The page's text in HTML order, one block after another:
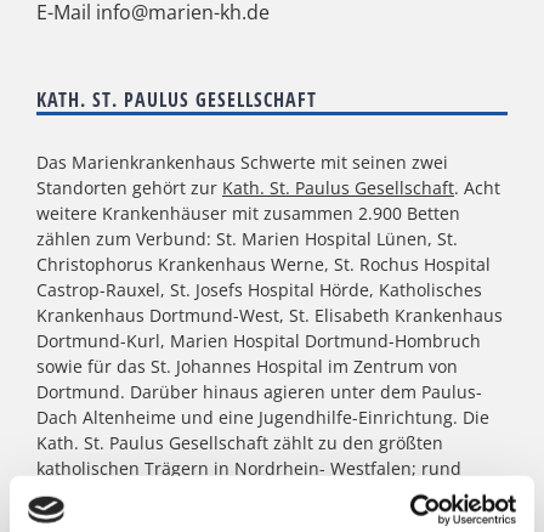
E-Mail info@marien-kh.de
KATH. ST. PAULUS GESELLSCHAFT
Das Marienkrankenhaus Schwerte mit seinen zwei
Standorten gehört zur Kath. St. Paulus Gesellschaft. Acht
weitere Krankenhäuser mit zusammen 2.900 Betten
zählen zum Verbund: St. Marien Hospital Lünen, St.
Christophorus Krankenhaus Werne, St. Rochus Hospital
Castrop-Rauxel, St. Josefs Hospital Hörde, Katholisches
Krankenhaus Dortmund-West, St. Elisabeth Krankenhaus
Dortmund-Kurl, Marien Hospital Dortmund-Hombruch
sowie für das St. Johannes Hospital im Zentrum von
Dortmund. Darüber hinaus agieren unter dem Paulus-
Dach Altenheime und eine Jugendhilfe-Einrichtung. Die
Kath. St. Paulus Gesellschaft zählt zu den größten
katholischen Trägern in Nordrhein- Westfalen; rund
8.500 Menschen arbeiten für das Wohl der ihnen
anvertrauten Patient:innen, Bewohner:innen, Kinder und